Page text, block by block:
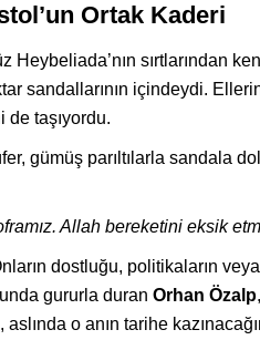
Ortak Kaderi
Heybeliada’nın sırtlarından
sandallarının içindeydi.
de taşıyordu.
gümüş parıltılarla sandala
Allah bereketini eksik
dostluğu, politikaların
gururla duran Orhan Özalp
o anın tarihe